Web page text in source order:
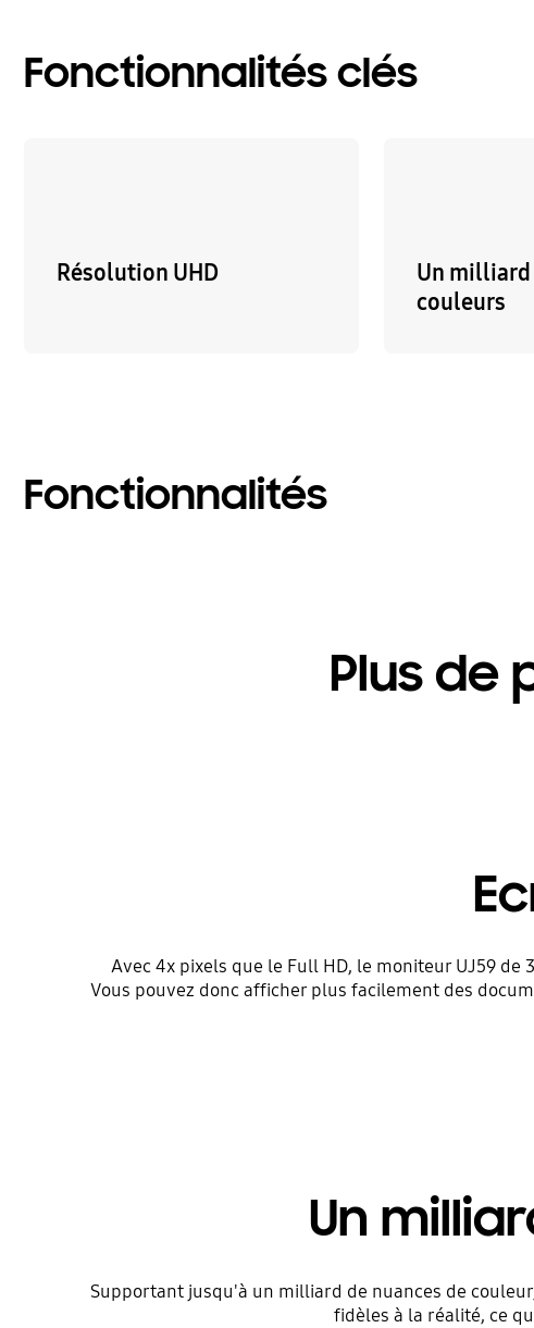
Fonctionnalités clés
Résolution UHD
Un milliard
couleurs
Fonctionnalités
Plus de
Avec 4x pixels que le Full HD, le moniteur UJ59
Vous pouvez donc afficher plus facilement des
Un
Supportant jusqu'à un milliard de nuances de
fidèles à la réalité, ce